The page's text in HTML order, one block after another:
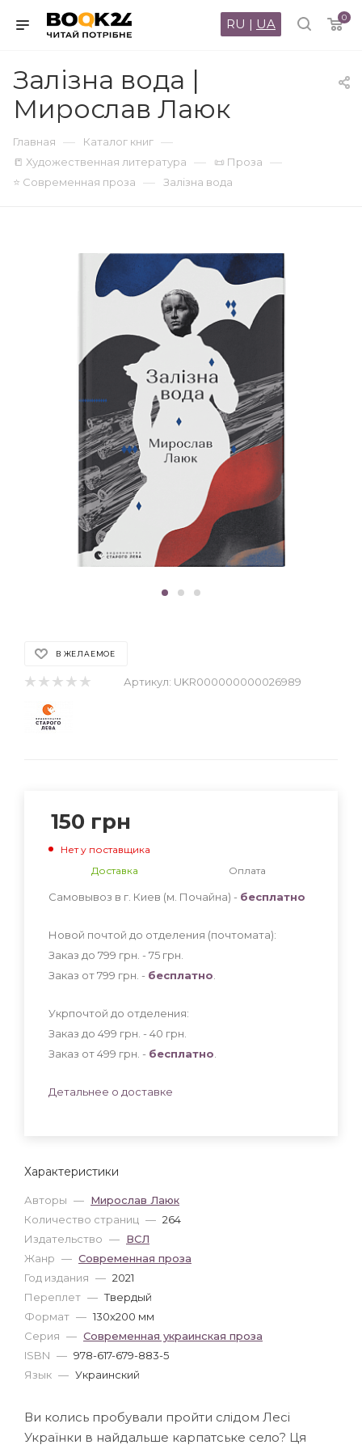
0
RU | UA
Залізна вода |
Мирослав Лаюк
Главная — Каталог книг —
📒 Художественная литература — 📜 Проза —
⭐ Современная проза — Залізна вода
В ЖЕЛАЕМОЕ
Артикул: UKR000000000026989
Характеристики
Авторы — Мирослав Лаюк
Количество страниц — 264
Издательство — ВСЛ
Жанр — Современная проза
Год издания — 2021
Переплет — Твердый
Формат — 130x200 мм
Серия — Современная украинская проза
ISBN — 978-617-679-883-5
Язык — Украинский
150 грн
Нет у поставщика
Доставка
Оплата
Самовывоз в г. Киев (м. Почайна) - бесплатно
Новой почтой до отделения (почтомата):
Заказ до 799 грн. - 75 грн
Заказ от 799 грн. - бесплатно
Укрпочтой до отделения:
Заказ до 499 грн. - 40 грн
Заказ от 499 грн. - бесплатно
Детальнее о доставке
Ви колись пробували пройти слідом Лесі
Українки в найдальше карпатське село? Ця